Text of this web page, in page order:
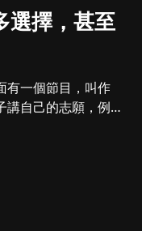
選擇，甚至
有一個節目，叫作
講自己的志願，例如